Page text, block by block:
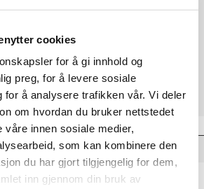
cookies
for å gi innhold og
preg, for å levere sosiale
for å analysere trafikken vår. Vi deler
om hvordan du bruker nettstedet
våre innen sosiale medier,
som kan kombinere den
du har gjort tilgjengelig for dem,
inn gjennom din bruk av
vei ved sykkelritt etc. Panelet står